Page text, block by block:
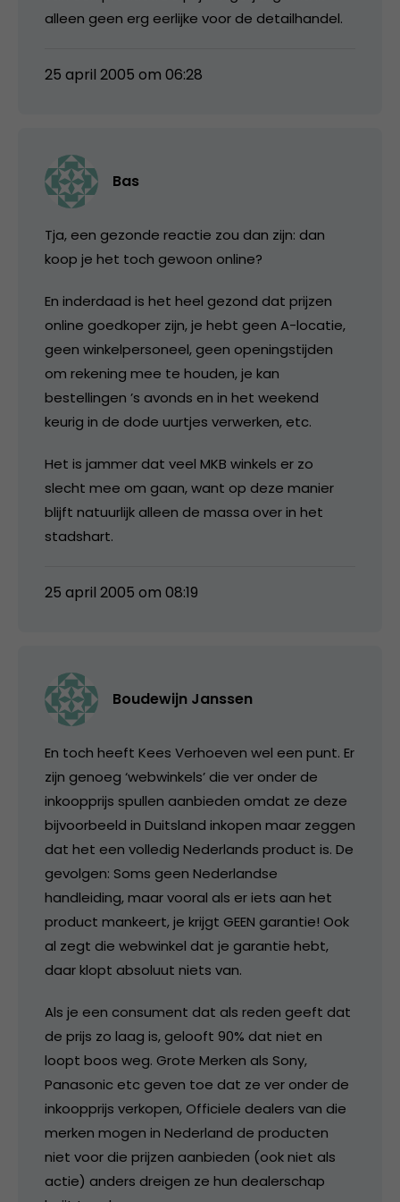
alleen geen erg eerlijke voor de detailhandel.
25 april 2005 om 06:28
Bas
Tja, een gezonde reactie zou dan zijn: dan
koop je het toch gewoon online?
En inderdaad is het heel gezond dat prijzen
online goedkoper zijn, je hebt geen A-locatie,
geen winkelpersoneel, geen openingstijden
om rekening mee te houden, je kan
bestellingen ’s avonds en in het weekend
keurig in de dode uurtjes verwerken, etc.
Het is jammer dat veel MKB winkels er zo
slecht mee om gaan, want op deze manier
blijft natuurlijk alleen de massa over in het
stadshart.
25 april 2005 om 08:19
Boudewijn Janssen
En toch heeft Kees Verhoeven wel een punt. Er
zijn genoeg ‘webwinkels’ die ver onder de
inkoopprijs spullen aanbieden omdat ze deze
bijvoorbeeld in Duitsland inkopen maar zeggen
dat het een volledig Nederlands product is. De
gevolgen: Soms geen Nederlandse
handleiding, maar vooral als er iets aan het
product mankeert, je krijgt GEEN garantie! Ook
al zegt die webwinkel dat je garantie hebt,
daar klopt absoluut niets van.
Als je een consument dat als reden geeft dat
de prijs zo laag is, gelooft 90% dat niet en
loopt boos weg. Grote Merken als Sony,
Panasonic etc geven toe dat ze ver onder de
inkoopprijs verkopen, Officiele dealers van die
merken mogen in Nederland de producten
niet voor die prijzen aanbieden (ook niet als
actie) anders dreigen ze hun dealerschap